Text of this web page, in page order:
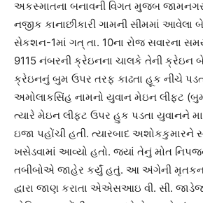
અકસ્માતના બનાવની વિગત મુજબ
નજીક કાનાછીકારી ગામની સીમમાં આવેલા
સેકશન-1માં ગત્ તા. 10ના રોજ
9115 નંબરની ક્રેઇનના ચાલકે તેની ક્રેઇન
ક્રેઇનનું બુમ ઉપર તરફ કાઢતા હૂક નીચે
અમોલાકસિંહ નામનો યુવાન મેઇન લીફટ
ત્યારે મેઇન લીફટ ઉપર હુક પડતા યુવાનને
ઇજા પહોંચી હતી. ત્યારબાદ અશોકકુમારને
ખસેડવામાં આવ્યો હતો. જ્યાં તેનું મોત
તબીબોએ જાહેર કર્યું હતું. આ અંગેની
દ્વારા જાણ કરાતા એએસઆઇ વી. સી.